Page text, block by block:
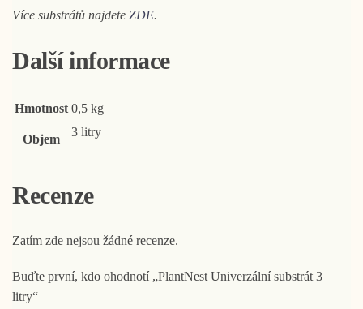
Více substrátů najdete ZDE.
Další informace
Hmotnost 0,5 kg
Objem
3 litry
Recenze
Zatím zde nejsou žádné recenze.
Buďte první, kdo ohodnotí „PlantNest Univerzální substrát 3
litry“